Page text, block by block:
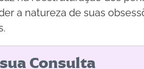
a natureza de suas
Consulta